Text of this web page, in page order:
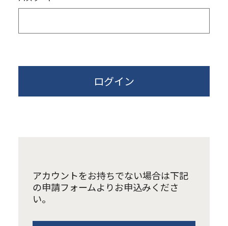
ログイン
アカウントをお持ちでない場合は下記
の申請フォームよりお申込みくださ
い。